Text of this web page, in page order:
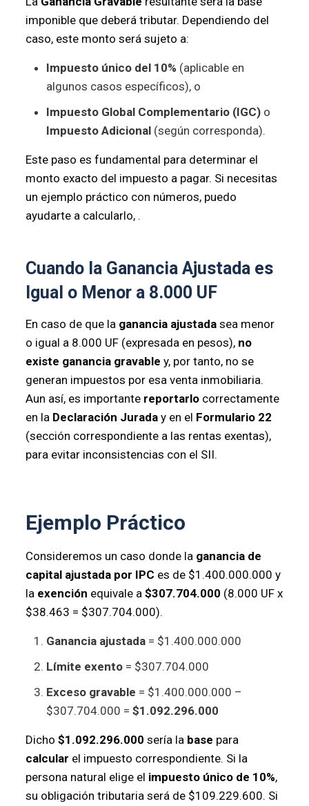
imponible que deberá tributar. Dependiendo del
caso, este monto será sujeto a:
Impuesto único del 10% (aplicable en
algunos casos específicos), o
Impuesto Global Complementario (IGC)o
Impuesto Adicional(según corresponda).
Este paso es fundamental para determinar el
monto exacto del impuesto a pagar. Si necesitas
un ejemplo práctico con números, puedo
ayudarte a calcularlo, .
Cuando la Ganancia Ajustada es
Igual o Menor a 8.000 UF
En caso de que la ganancia ajustadasea menor
o igual a 8.000 UF (expresada en pesos), no
existe ganancia gravable y, por tanto, no se
generan impuestos por esa venta inmobiliaria.
Aun así, es importante reportarlocorrectamente
en la Declaración Juraday en el Formulario 22
(sección correspondiente a las rentas exentas),
para evitar inconsistencias con el SII.
Ejemplo Práctico
Consideremos un caso donde la ganancia de
capital ajustada por IPC es de $1.400.000.000 y
la exención equivale a $307.704.000 (8.000 UF x
$38.463 = $307.704.000).
Ganancia ajustada= $1.400.000.000
Límite exento= $307.704.000
Exceso gravable = $1.400.000.000 –
$307.704.000 = $1.092.296.000
Dicho $1.092.296.000 sería la base para
calcular el impuesto correspondiente. Si la
persona natural elige el impuesto único de 10%,
su obligación tributaria será de $109.229.600. Si